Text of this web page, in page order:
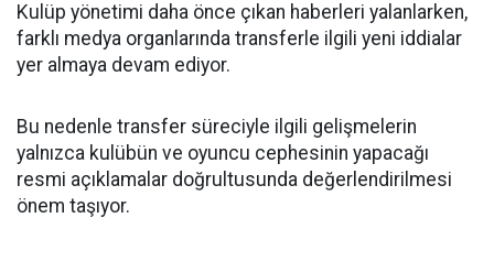
Kulüp yönetimi daha önce çıkan haberleri yalanlarken,
farklı medya organlarında transferle ilgili yeni iddialar
yer almaya devam ediyor.
Bu nedenle transfer süreciyle ilgili gelişmelerin
yalnızca kulübün ve oyuncu cephesinin yapacağı
resmi açıklamalar doğrultusunda değerlendirilmesi
önem taşıyor.